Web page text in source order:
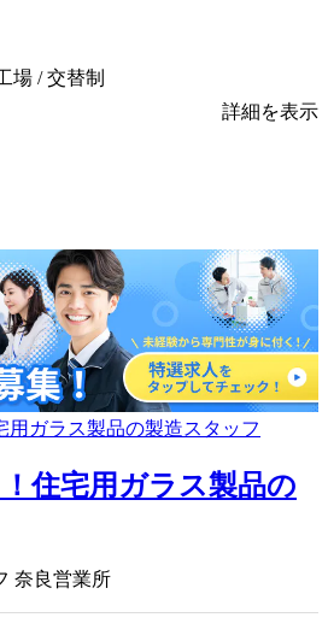
場 / 交替制
詳細を表示
住宅用ガラス製品の
奈良営業所